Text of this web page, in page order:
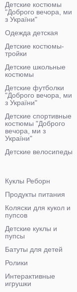
Детские костюмы
"Доброго вечора, ми
з України"
Одежда детская
Детские костюмы-
тройки
Детские школьные
костюмы
Детские футболки
"Доброго вечора, ми
з України"
Детские спортивные
костюмы "Доброго
вечора, ми з
України"
Детские велосипеды
Куклы Реборн
Продукты питания
Коляски для кукол и
пупсов
Детские куклы и
пупсы
Батуты для детей
Ролики
Интерактивные
игрушки